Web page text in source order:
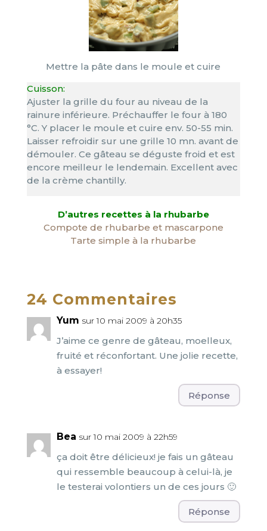
Mettre la pâte dans le moule et cuire
Cuisson:
Ajuster la grille du four au niveau de la
rainure inférieure. Préchauffer le four à 180
°C. Y placer le moule et cuire env. 50-55 min.
Laisser refroidir sur une grille 10 mn. avant de
démouler. Ce gâteau se déguste froid et est
encore meilleur le lendemain. Excellent avec
de la crème chantilly.
D’autres recettes à la rhubarbe
Compote de rhubarbe et mascarpone
Tarte simple à la rhubarbe
24 Commentaires
Yum sur 10 mai 2009 à 20h35
J’aime ce genre de gâteau, moelleux,
fruité et réconfortant. Une jolie recette,
à essayer!
Réponse
Bea sur 10 mai 2009 à 22h59
ça doit être délicieux! je fais un gâteau
qui ressemble beaucoup à celui-là, je
le testerai volontiers un de ces jours 🙂
Réponse